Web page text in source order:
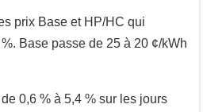
prix Base et HP/HC qui
Base passe de 25 à 20 ¢/kWh
0,6 % à 5,4 % sur les jours